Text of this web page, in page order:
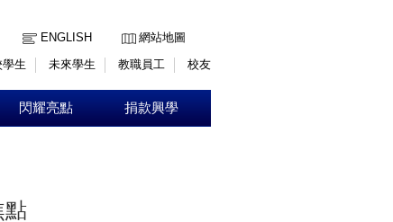
ENGLISH
網站地圖
生
未來學生 教職員工 校友
閃耀亮點 捐款興學
點